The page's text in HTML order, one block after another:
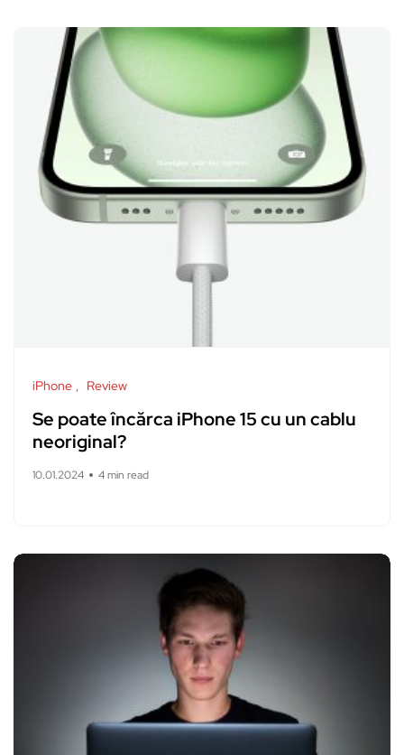
iPhone Review
Se poate încărca iPhone 15 cu un cablu
neoriginal?
10.01.2024 4 min read